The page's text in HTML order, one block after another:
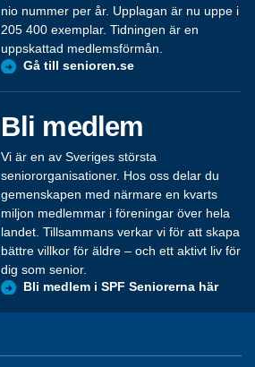
nio nummer per år. Upplagan är nu uppe i
205 400 exemplar. Tidningen är en
uppskattad medlemsförmån.
Gå till senioren.se
Bli medlem
Vi är en av Sveriges största
seniororganisationer. Hos oss delar du
gemenskapen med närmare en kvarts
miljon medlemmar i föreningar över hela
landet. Tillsammans verkar vi för att skapa
bättre villkor för äldre – och ett aktivt liv för
dig som senior.
Bli medlem i SPF Seniorerna här